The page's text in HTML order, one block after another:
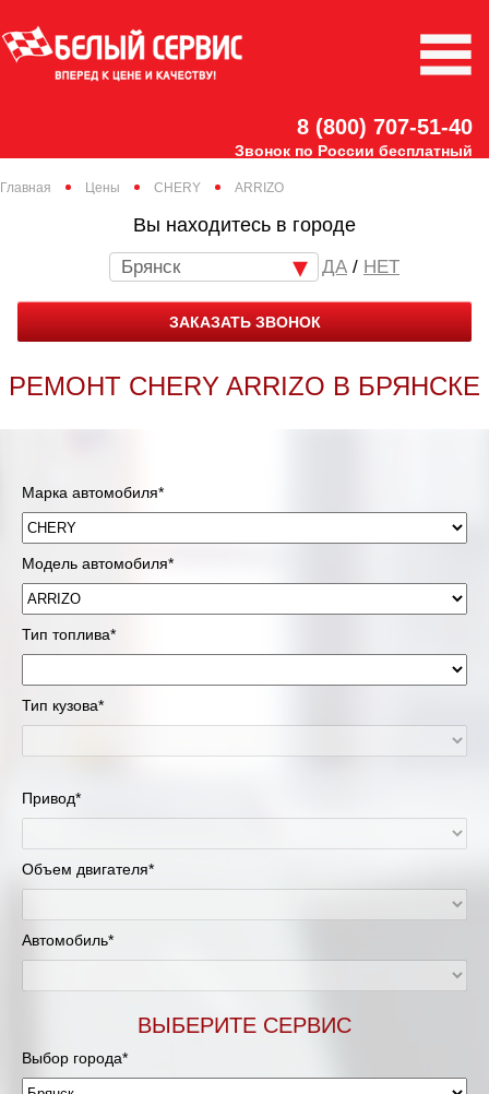
8 (800) 707-51-40
Звонок по России бесплатный
Главная Цены CHERY ARRIZO
Вы находитесь в городе
Брянск / НЕТ
ЗАКАЗАТЬ ЗВОНОК
РЕМОНТ CHERY ARRIZO В БРЯНСКЕ
Марка автомобиля*
Модель автомобиля*
Тип топлива*
Тип кузова*
Привод*
Объем двигателя*
Автомобиль*
ВЫБЕРИТЕ СЕРВИС
Выбор города*